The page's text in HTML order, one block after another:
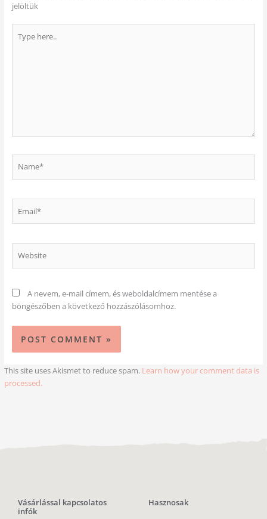
jelöltük
here..
A nevem, e-mail címem, és weboldalcímem mentése a
böngészőben a következő hozzászólásomhoz.
This site uses Akismet to reduce spam. Learn how your comment data is
processed.
Vásárlással kapcsolatos
infók
Hasznosak